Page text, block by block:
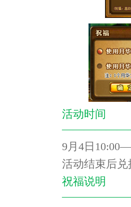
活动时间
9 月 4日 10:00—
活动结束后
祝福说明